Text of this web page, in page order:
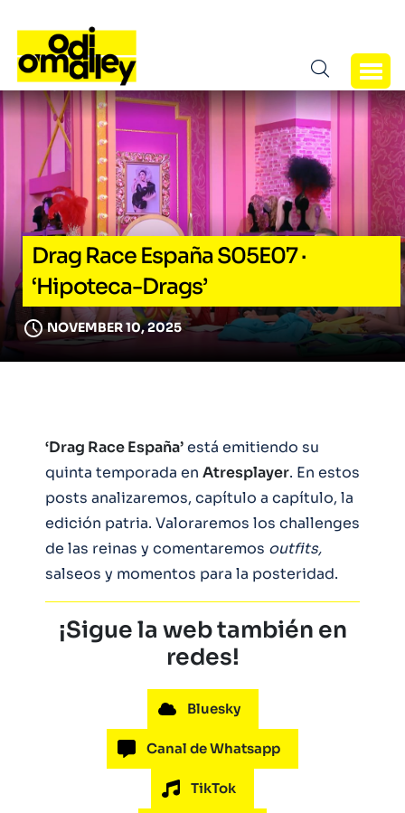
Drag Race España S05E07 ·
‘Hipoteca-Drags’
NOVEMBER 10, 2025
‘Drag Race España’está emitiendo su
quinta temporada en Atresplayer. En estos
posts analizaremos, capítulo a capítulo, la
edición patria. Valoraremos los challenges
de las reinas y comentaremos outfits,
salseos y momentos para la posteridad.
¡Sigue la web también en
redes!
Bluesky
Canal de Whatsapp
TikTok